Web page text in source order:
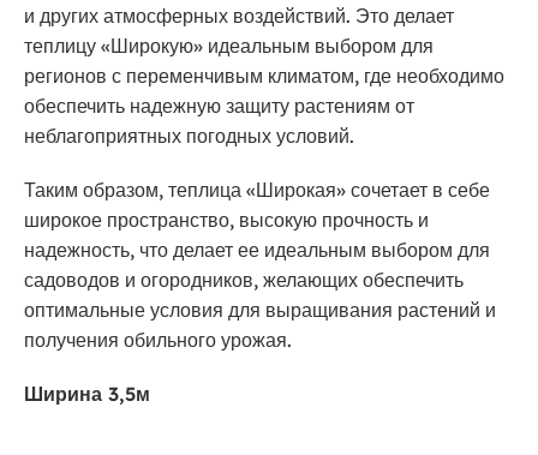
и других атмосферных воздействий. Это делает
теплицу «Широкую» идеальным выбором для
регионов с переменчивым климатом, где необходимо
обеспечить надежную защиту растениям от
неблагоприятных погодных условий.
Таким образом, теплица «Широкая» сочетает в себе
широкое пространство, высокую прочность и
надежность, что делает ее идеальным выбором для
садоводов и огородников, желающих обеспечить
оптимальные условия для выращивания растений и
получения обильного урожая.
Ширина 3,5м